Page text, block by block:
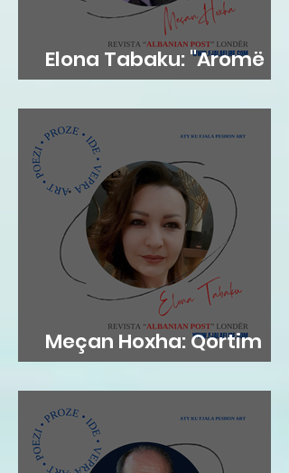
Elona Tabaku: "Aromë
gjethi"
Meçan Hoxha: Qortim
me dashuri